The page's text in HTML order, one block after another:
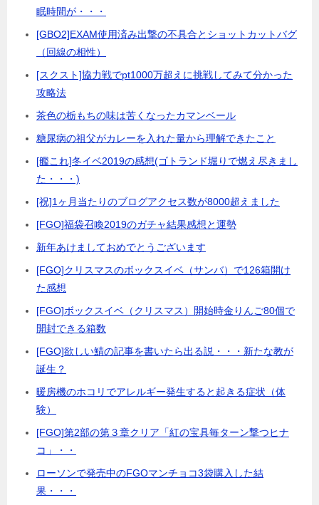
眠時間が・・・
[GBO2]EXAM使用済み出撃の不具合とショットカットバグ
（回線の相性）
[スクスト]協力戦でpt1000万超えに挑戦してみて分かった
攻略法
茶色の栃もちの味は苦くなったカマンベール
糖尿病の祖父がカレーを入れた量から理解できたこと
[艦これ]冬イベ2019の感想(ゴトランド堀りで燃え尽きまし
た・・・)
[祝]1ヶ月当たりのブログアクセス数が8000超えました
[FGO]福袋召喚2019のガチャ結果感想と運勢
新年あけましておめでとうございます
[FGO]クリスマスのボックスイベ（サンバ）で126箱開け
た感想
[FGO]ボックスイベ（クリスマス）開始時金りんご80個で
開封できる箱数
[FGO]欲しい鯖の記事を書いたら出る説・・・新たな教が
誕生？
暖房機のホコリでアレルギー発生すると起きる症状（体
験）
[FGO]第2部の第３章クリア「紅の宝具毎ターン撃つヒナ
コ」・・
ローソンで発売中のFGOマンチョコ3袋購入した結
果・・・